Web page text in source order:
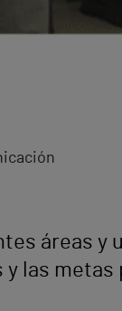
áreas y
y las